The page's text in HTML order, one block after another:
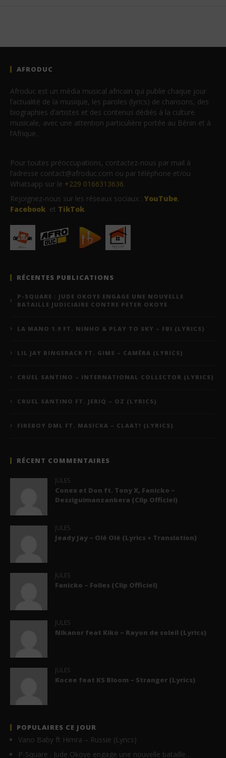
AFRODUC
Afroduc est un média musical africain qui publie chaque jour
l’actualité de la musique, les paroles (lyrics) de chansons, des
biographies d’artistes et des contenus dédiés à la culture
musicale, avec une attention particulière portée au Bénin et à
l’Afrique.
Pour toutes préoccupations, contactez-nous par mail à
l’adresse contact@afroduc.com ou par téléphone et/ou
Whatsapp sur le +229 0166313636.
Rejoignez-nous sur les réseaux sociaux : YouTube,
Facebook et TikTok.
RÉCENTES PUBLICATIONS
P-SQUARE : JUDE OKOYE ENGAGE UNE NOUVELLE
BATAILLE JUDICIAIRE CONTRE PETER OKOYE
LA MANO 1.9 FT. NINHO & PLAY TO SKY – FBI (LYRICS)
LIL JAY BINGERACK FT. GIMS – CAMÉRA (LYRICS)
CRUEL SANTINO – INTERNATIONAL COLLECTOR (LYRICS)
CRUEL SANTINO FT. JERIQ – OZ (LYRICS)
FIREBOY DML FT. MASICKA – CLAAT! (LYRICS)
RÉCENT COMMENTAIRES
JULES
Conex et Don ft. Tony X, Fanicko –
Dessiguimanzanbera (Clip Officiel)
JULES
Jeady Jay – Olé Olé (Lyrics + Translation)
JULES
Fanicko – Folies (Clip Officiel)
JULES
Nikanor feat Kiko – Rayon de soleil (Lyrics)
JULES
Kocee feat KS Bloom – Stranger (Lyrics)
POPULAIRES CE JOUR
Vano Baby ft Himra – Russie (Lyrics)
P-Square : Jude Okoye engage une nouvelle bataille…